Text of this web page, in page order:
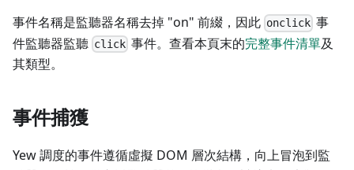
事件名稱是監聽器名稱去掉 "on" 前綴，因此 onclick 事
件監聽器監聽 click 事件。查看本頁末的完整事件清單及
其類型。
事件捕獲
Yew 調度的事件遵循虛擬 DOM 層次結構，向上冒泡到監